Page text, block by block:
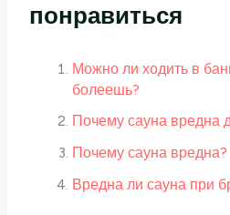
понравиться
Можно ли ходить в
болеешь?
Почему сауна вредна
Почему сауна вредна?
Вредна ли сауна при